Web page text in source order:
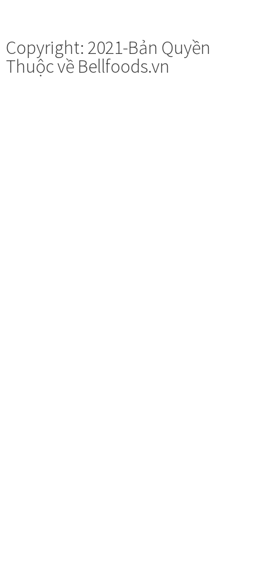
Copyright: 2021-Bản Quyền
Thuộc về Bellfoods.vn